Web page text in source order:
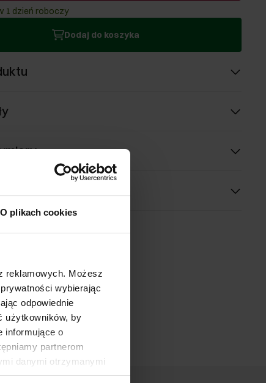
O plikach cookies
reklamowych. Możesz
wybierając
odpowiednie
użytkowników, by
informujące o
partnerom
danymi otrzymanymi
1 dzień roboczy
Dodaj do koszyka